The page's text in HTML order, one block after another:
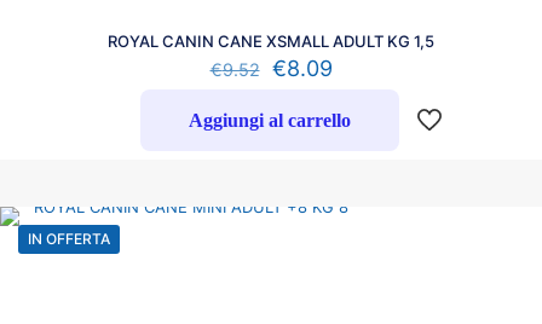
ROYAL CANIN CANE XSMALL ADULT KG 1,5
€9.52 €8.09
Aggiungi al carrello
IN OFFERTA